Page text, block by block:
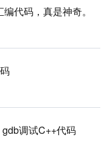
代码，真是神奇。
调试C++代码